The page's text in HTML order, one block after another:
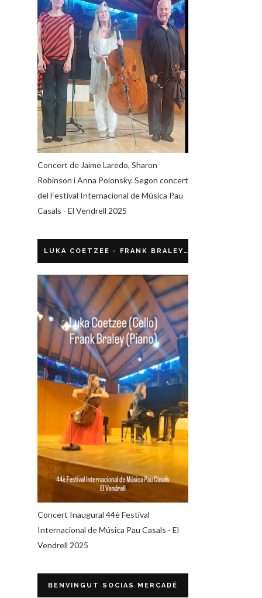
Concert de Jaime Laredo, Sharon
Robinson i Anna Polonsky. Segon concert
del Festival Internacional de Música Pau
Casals - El Vendrell 2025
LUKA COETZEE - FRANK BRALEY
Concert Inaugural 44è Festival
Internacional de Música Pau Casals - El
Vendrell 2025
BENVINGUT SOCIAS MERCADÉ